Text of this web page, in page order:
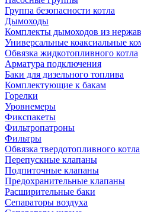
Группа безопасности котла
Дымоходы
Комплекты дымоходов из
Универсальные коаксиальные
Обвязка жидкотопливного котла
Арматура подключения
Баки для дизельного топлива
Комплектующие к бакам
Горелки
Уровнемеры
Фикспакеты
Фильтропатроны
Фильтры
Обвязка твердотопливного котла
Перепускные клапаны
Подпиточные клапаны
Предохранительные клапаны
Расширительные баки
Сепараторы воздуха